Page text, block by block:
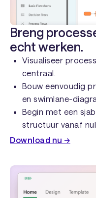
Breng
echt werken.
Visualiseer
centraal.
Bouw eenvoudig
en swimlane-
Begin met een
structuur vanaf nul.
Download nu →